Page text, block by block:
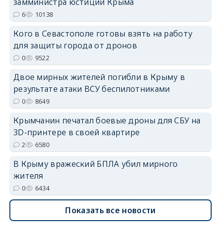
erid: 2SDnjdPjgYS
6 10138
Кого в Севастополе готовы взять на работу
для защиты города от дронов
0 9522
Двое мирных жителей погибли в Крыму в
результате атаки ВСУ беспилотниками
0 8649
Крымчанин печатал боевые дроны для СБУ на
3D-принтере в своей квартире
2 6580
В Крыму вражеский БПЛА убил мирного
жителя
0 6434
Показать все новости